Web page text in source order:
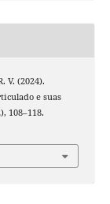
V. (2024).
e suas
108–118.